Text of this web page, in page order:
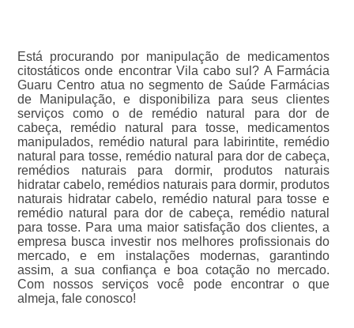
Está procurando por manipulação de medicamentos
citostáticos onde encontrar Vila cabo sul? A Farmácia
Guaru Centro atua no segmento de Saúde Farmácias
de Manipulação, e disponibiliza para seus clientes
serviços como o de remédio natural para dor de
cabeça, remédio natural para tosse, medicamentos
manipulados, remédio natural para labirintite, remédio
natural para tosse, remédio natural para dor de cabeça,
remédios naturais para dormir, produtos naturais
hidratar cabelo, remédios naturais para dormir, produtos
naturais hidratar cabelo, remédio natural para tosse e
remédio natural para dor de cabeça, remédio natural
para tosse. Para uma maior satisfação dos clientes, a
empresa busca investir nos melhores profissionais do
mercado, e em instalações modernas, garantindo
assim, a sua confiança e boa cotação no mercado.
Com nossos serviços você pode encontrar o que
almeja, fale conosco!